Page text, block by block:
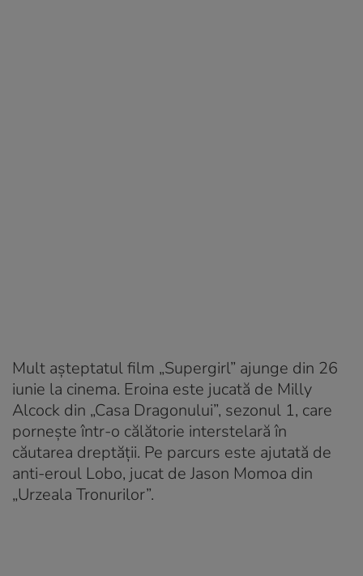
Mult așteptatul film „Supergirl” ajunge din 26
iunie la cinema. Eroina este jucată de Milly
Alcock din „Casa Dragonului”, sezonul 1, care
pornește într-o călătorie interstelară în
căutarea dreptății. Pe parcurs este ajutată de
anti-eroul Lobo, jucat de Jason Momoa din
„Urzeala Tronurilor”.